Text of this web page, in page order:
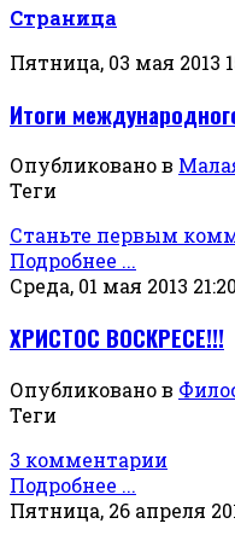
Страница
Пятница, 03 мая 2013
Итоги
Опубликовано в
Теги
Станьте первым
Подробнее ...
Среда, 01 мая 2013 21:20
ХРИСТОС ВОСКРЕСЕ!!!
Опубликовано в
Теги
3 комментарии
Подробнее ...
Пятница, 26 апреля